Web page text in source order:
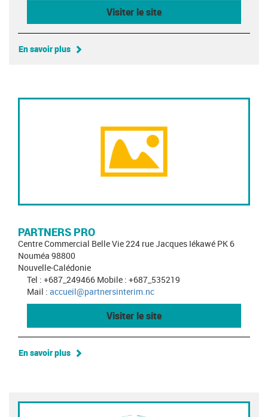
Visiter le site
En savoir plus
PARTNERS PRO
Centre Commercial Belle Vie 224 rue Jacques Iékawé PK 6
Nouméa 98800
Nouvelle-Calédonie
Tel : +687_249466 Mobile : +687_535219
Mail : accueil@partnersinterim.nc
Visiter le site
En savoir plus